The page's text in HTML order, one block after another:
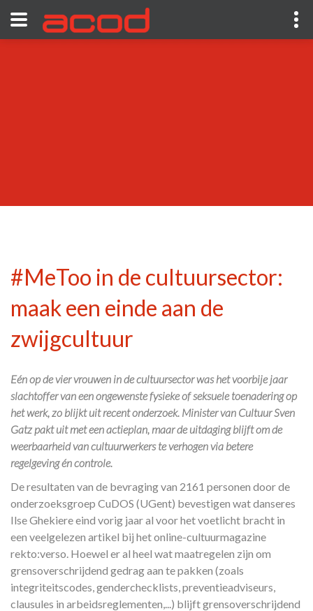
#MeToo in de cultuursector:
maak een einde aan de
zwijgcultuur
Eén op de vier vrouwen in de cultuursector was het voorbije jaar
slachtoffer van een ongewenste fysieke of seksuele toenadering op
het werk, zo blijkt uit recent onderzoek. Minister van Cultuur Sven
Gatz pakt uit met een actieplan, maar de uitdaging blijft om de
weerbaarheid van cultuurwerkers te verhogen via betere
regelgeving én controle.
De resultaten van de bevraging van 2161 personen door de
onderzoeksgroep CuDOS (UGent) bevestigen wat danseres
Ilse Ghekiere eind vorig jaar al voor het voetlicht bracht in
een veelgelezen artikel bij het online-cultuurmagazine
rekto:verso. Hoewel er al heel wat maatregelen zijn om
grensoverschrijdend gedrag aan te pakken (zoals
integriteitscodes, genderchecklists, preventieadviseurs,
clausules in arbeidsreglementen,...) blijft grensoverschrijdend